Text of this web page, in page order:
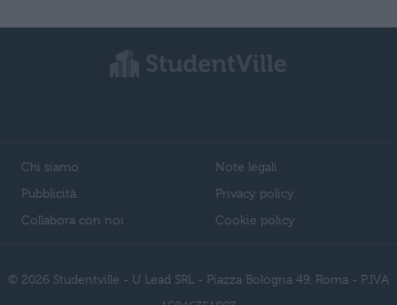
Chi siamo
Pubblicità
Collabora con noi
Note legali
Privacy policy
Cookie policy
© 2026 Studentville - U Lead SRL - Piazza Bologna 49, Roma - P.IVA